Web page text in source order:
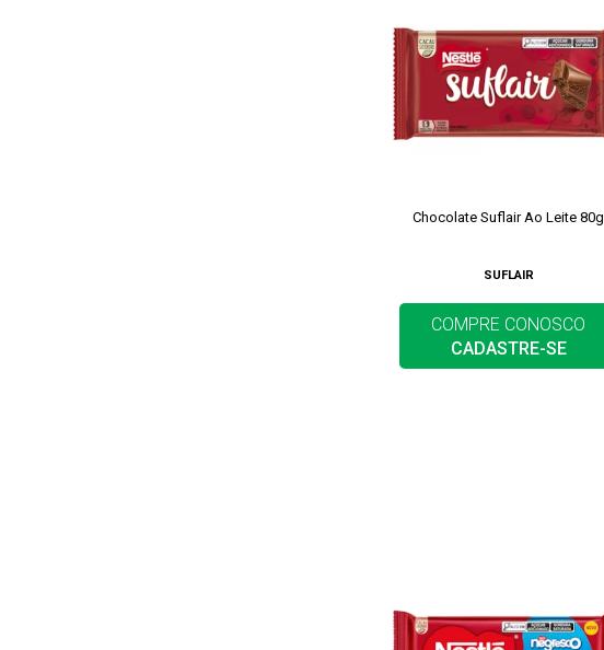
Chocolate Suflair Ao Leite 80g
SUFLAIR
COMPRE CONOSCO
CADASTRE-SE